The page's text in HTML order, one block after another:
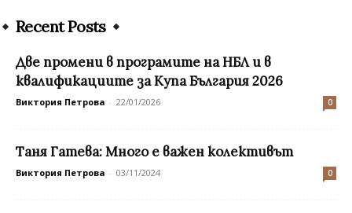
Recent Posts
Две промени в програмите на НБЛ и в
квалификациите за Купа България 2026
Виктория Петрова - 22/01/2026 0
Таня Гатева: Много е важен колективът
Виктория Петрова - 03/11/2024 0